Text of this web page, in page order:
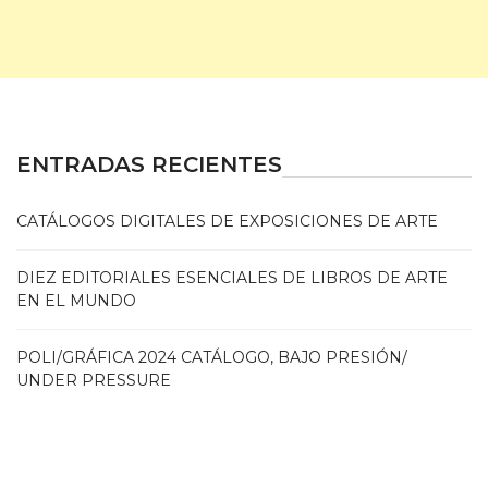
ENTRADAS RECIENTES
CATÁLOGOS DIGITALES DE EXPOSICIONES DE ARTE
DIEZ EDITORIALES ESENCIALES DE LIBROS DE ARTE
EN EL MUNDO
POLI/GRÁFICA 2024 CATÁLOGO, BAJO PRESIÓN/
UNDER PRESSURE